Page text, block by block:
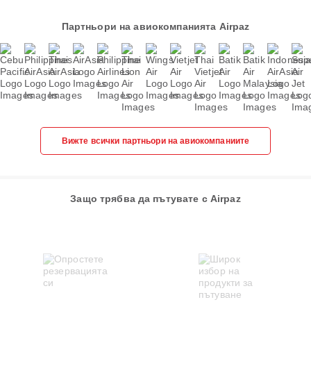
Партньори на авиокомпанията Airpaz
Вижте всички партньори на авиокомпаниите
Защо трябва да пътувате с Airpaz